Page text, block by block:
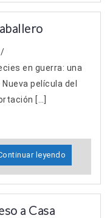
/
en guerra: una
película del
[…]
leyendo
a Casa